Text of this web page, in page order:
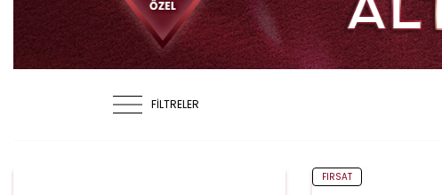
FİLTRELER
FIRSAT